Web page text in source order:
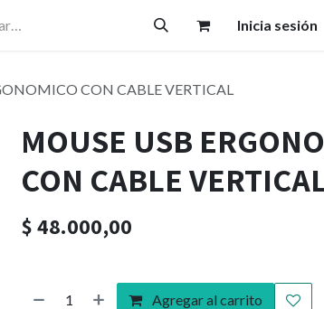
Inicia sesión
CON CABLE VERTICAL
MOUSE USB
CON CABLE
$48.000,00
Agregar al carrito